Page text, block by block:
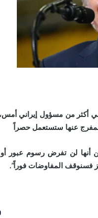
أكثر من مسؤول إيراني أمس،
المفرج عنها ستستعمل حصراً
لن تفرض رسوم عبور أو
المفاوضات فوراً”.